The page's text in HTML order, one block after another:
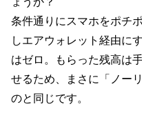
条件通りにスマホをポチ
しエアウォレット経由に
はゼロ。もらった残高は
せるため、まさに「ノー
のと同じです。